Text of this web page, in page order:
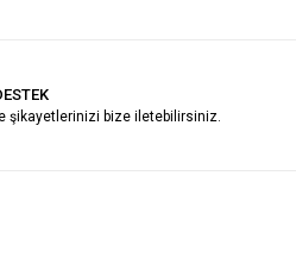
şikayetlerinizi bize iletebilirsiniz.